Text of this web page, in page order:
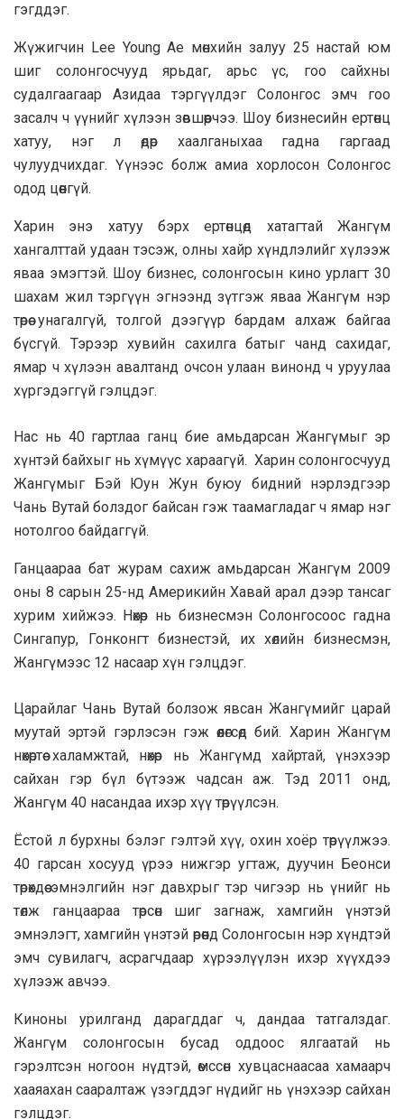
гэгддэг.
Жүжигчин Lee Young Ae мөнхийн залуу 25 настай юм
шиг солонгосчууд ярьдаг, арьс үс, гоо сайхны
судалгаагаар Азидаа тэргүүлдэг Солонгос эмч гоо
засалч ч үүнийг хүлээн зөвшөөрчээ. Шоу бизнесийн ертөнц
хатуу, нэг л өдөр хаалганыхаа гадна гаргаад
чулуудчихдаг. Үүнээс болж амиа хорлосон Солонгос
одод цөөнгүй.
Харин энэ хатуу бэрх ертөнцөд хатагтай Жангүм
хангалттай удаан тэсэж, олны хайр хүндлэлийг хүлээж
яваа эмэгтэй. Шоу бизнес, солонгосын кино урлагт 30
шахам жил тэргүүн эгнээнд зүтгэж яваа Жангүм нэр
төрөө унагалгүй, толгой дээгүүр бардам алхаж байгаа
бүсгүй. Тэрээр хувийн сахилга батыг чанд сахидаг,
ямар ч хүлээн авалтанд очсон улаан винонд ч уруулаа
хүргэдэггүй гэлцдэг.
Нас нь 40 гартлаа ганц бие амьдарсан Жангүмыг эр
хүнтэй байхыг нь хүмүүс хараагүй. Харин солонгосчууд
Жангүмыг Бэй Юун Жун буюу бидний нэрлэдгээр
Чань Вутай болздог байсан гэж таамагладаг ч ямар нэг
нотолгоо байдаггүй.
Ганцаараа бат журам сахиж амьдарсан Жангүм 2009
оны 8 сарын 25-нд Америкийн Хавай арал дээр тансаг
хурим хийжээ. Нөхөр нь бизнесмэн Солонгосоос гадна
Сингапур, Гонконгт бизнестэй, их хөлийн бизнесмэн,
Жангүмээс 12 насаар хүн гэлцдэг.
Царайлаг Чань Вутай болзож явсан Жангүмийг царай
муутай эртэй гэрлэсэн гэж өөлөгсөд бий. Харин Жангүм
нөхөртөө халамжтай, нөхөр нь Жангүмд хайртай, үнэхээр
сайхан гэр бүл бүтээж чадсан аж. Тэд 2011 онд,
Жангүм 40 насандаа ихэр хүү төрүүлсэн.
Ёстой л бурхны бэлэг гэлтэй хүү, охин хоёр төрүүлжээ.
40 гарсан хосууд үрээ нижгэр угтаж, дуучин Беонси
төрөхдөө эмнэлгийн нэг давхрыг тэр чигээр нь үнийг нь
төлж ганцаараа төрсөн шиг загнаж, хамгийн үнэтэй
эмнэлэгт, хамгийн үнэтэй өрөөнд Солонгосын нэр хүндтэй
эмч сувилагч, асрагчдаар хүрээлүүлэн ихэр хүүхдээ
хүлээж авчээ.
Киноны урилганд дарагддаг ч, дандаа татгалздаг.
Жангүм солонгосын бусад оддоос ялгаатай нь
гэрэлтсэн ногоон нүдтэй, өмссөн хувцаснаасаа хамаарч
хааяахан сааралтаж үзэгддэг нүдийг нь үнэхээр сайхан
гэлцдэг.